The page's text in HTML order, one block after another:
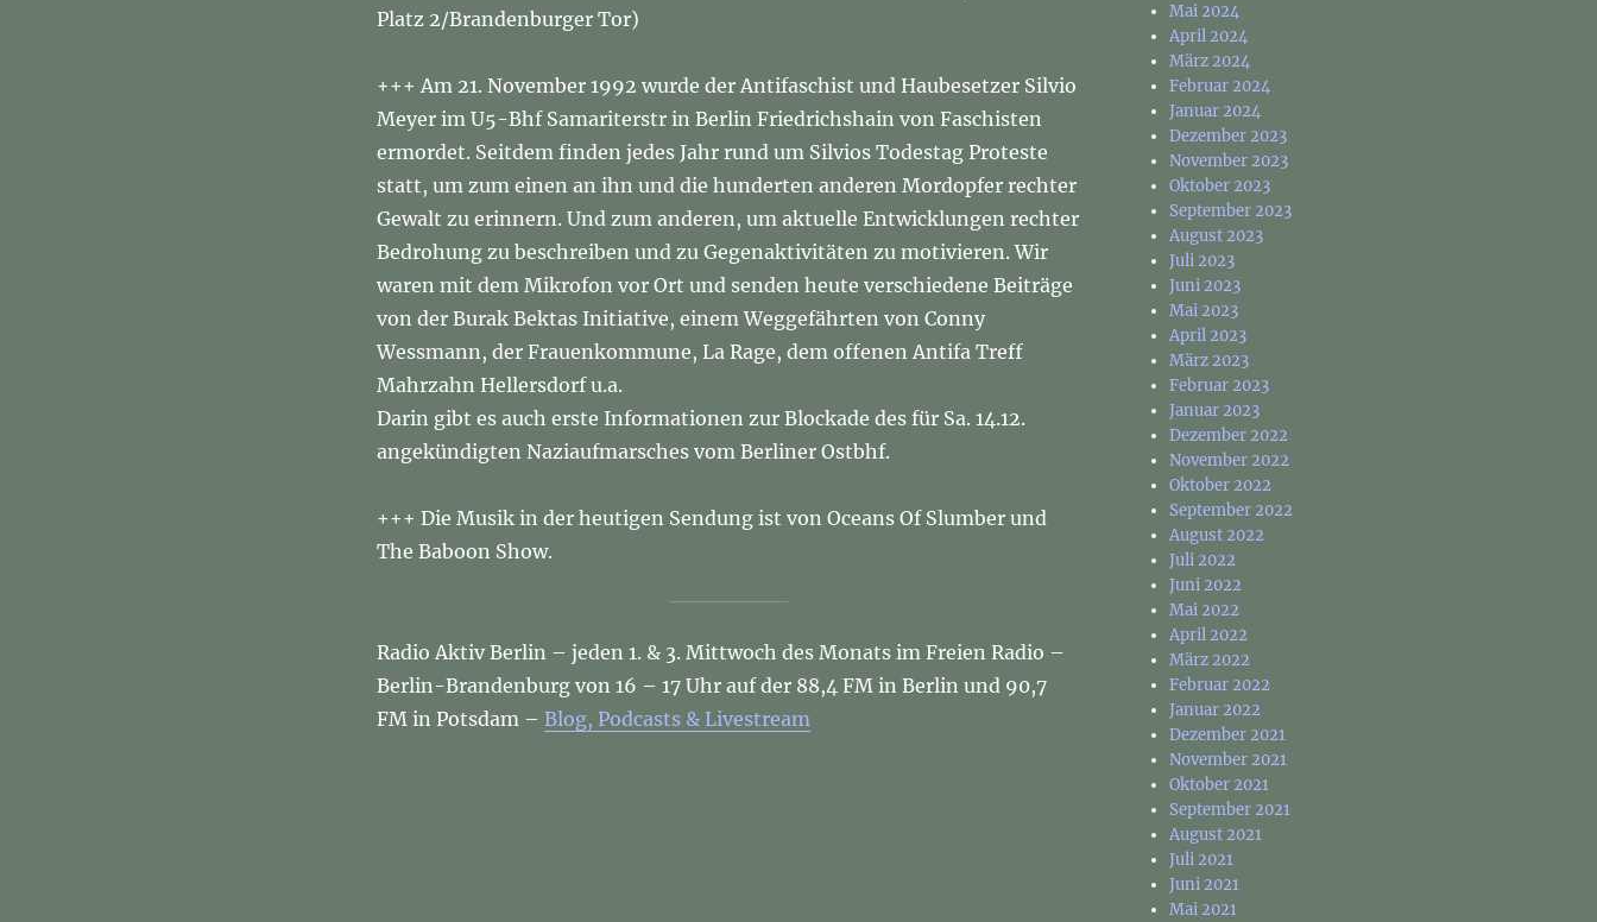
Platz 2/Brandenburger Tor)
+++ Am 21. November 1992 wurde der Antifaschist und Haubesetzer Silvio
Meyer im U5-Bhf Samariterstr in Berlin Friedrichshain von Faschisten
ermordet. Seitdem finden jedes Jahr rund um Silvios Todestag Proteste
statt, um zum einen an ihn und die hunderten anderen Mordopfer rechter
Gewalt zu erinnern. Und zum anderen, um aktuelle Entwicklungen rechter
Bedrohung zu beschreiben und zu Gegenaktivitäten zu motivieren. Wir
waren mit dem Mikrofon vor Ort und senden heute verschiedene Beiträge
von der Burak Bektas Initiative, einem Weggefährten von Conny
Wessmann, der Frauenkommune, La Rage, dem offenen Antifa Treff
Mahrzahn Hellersdorf u.a.
Darin gibt es auch erste Informationen zur Blockade des für Sa. 14.12.
angekündigten Naziaufmarsches vom Berliner Ostbhf.
+++ Die Musik in der heutigen Sendung ist von Oceans Of Slumber und
The Baboon Show.
Radio Aktiv Berlin – jeden 1. & 3. Mittwoch des Monats im Freien Radio –
Berlin-Brandenburg von 16 – 17 Uhr auf der 88,4 FM in Berlin und 90,7
FM in Potsdam – Blog, Podcasts & Livestream
Mai 2024
April 2024
März 2024
Februar 2024
Januar 2024
Dezember 2023
November 2023
Oktober 2023
September 2023
August 2023
Juli 2023
Juni 2023
Mai 2023
April 2023
März 2023
Februar 2023
Januar 2023
Dezember 2022
November 2022
Oktober 2022
September 2022
August 2022
Juli 2022
Juni 2022
Mai 2022
April 2022
März 2022
Februar 2022
Januar 2022
Dezember 2021
November 2021
Oktober 2021
September 2021
August 2021
Juli 2021
Juni 2021
Mai 2021